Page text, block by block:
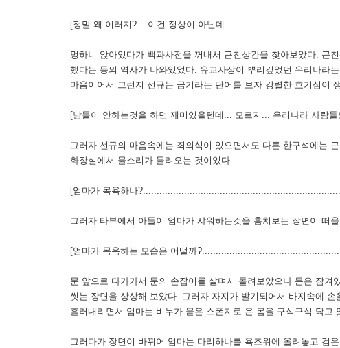
[정말 왜 이러지?... 이건 정상이 아닌데
멍하니 앉아있다가 백과사전을 꺼내서 근친상간을 찾아보았다. 근
했다는 등의 역사가 나와있었다. 유교사상이 뿌리깊었던 우리나라
마음이어서 그런지 선규는 금기라는 단어를 보자 강렬한 호기심이
[남들이 안하는것을 하면 재미있을텐데... 모르지... 우리나라 사람
그러자 선규의 마음속에는 죄의식이 있으면서도 다른 한구석에는
화장실에서 물소리가 들려오는 것이었다.
[엄마가 목욕하나
그러자 타부에서 아들이 엄마가 샤워하는것을 훔쳐보는 장면이 떠
[엄마가 목욕하는 모습은 어떨까
문 앞으로 다가가서 문의 손잡이를 살며시 돌려보았으나 문은 잠
씻는 장면을 상상해 보았다. 그러자 자지가 발기되어서 바지속에
흘러내리면서 엄마는 비누가 묻은 스폰지로 온 몸을 구석구석 닦고
그러다가 장면이 바뀌어 엄마는 다리하나를 욕조위에 올려놓고 검